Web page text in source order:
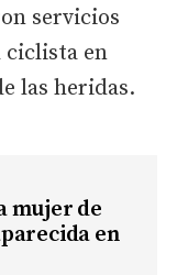
servicios
ciclista en
las heridas.
mujer de
en